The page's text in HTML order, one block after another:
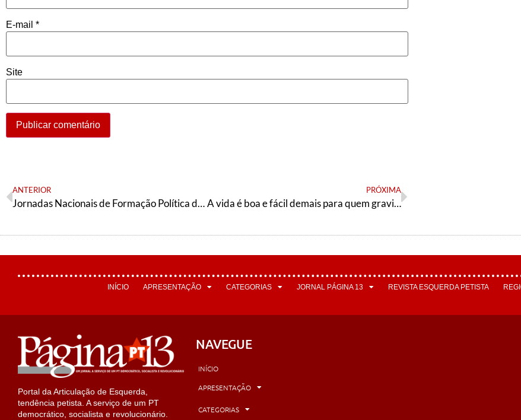
E-mail *
Site
ANTERIOR
Jornadas Nacionais de Formação Política da AE
PRÓXIMA
A vida é boa e fácil demais para quem gravita em torno do poder
INÍCIO APRESENTAÇÃO CATEGORIAS JORNAL PÁGINA 13 REVISTA ESQUERDA PETISTA
Portal da Articulação de Esquerda,
tendência petista. A serviço de um PT
democrático, socialista e revolucionário.
NAVEGUE
INÍCIO
APRESENTAÇÃO
CATEGORIAS